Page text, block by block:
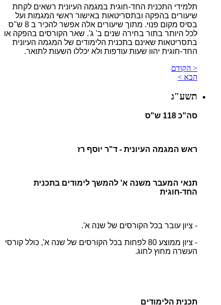
תלמידי התכנית החד-חוגית במגמה העיונית רשאים לקחת
שיעורים בהפקה ובתסריטאות באישור ראשי המגמות ועל
בסיס מקום פנוי. מתוך שיעורים אלה אפשר להכיר ב 8 ש"ס
לכל היותר בתור בחירה שנים ב' ג'. שאר הקורסים בהפקה או
בתסריטאות שאינם בתכנית הלימודים של המגמה העיונית
החד-חוגית יהוו שעות עודפות ולא יכללו השעות לתואר.
< הקודם
הבא >
תשע"ג
סה"כ 118 ש"ס
ראש המגמה העיונית - ד"ר יוסף רז
תנאי המעבר משנה א' להמשך לימודים בתכנית
החד-חוגית
- ציון עובר בכל הקורסים של שנה א'.
- ציון ממוצע 80 לפחות בכל הקורסים של שנה א', כולל קורסי
העשרה מחוץ לחוג.
תכנית הלימודים